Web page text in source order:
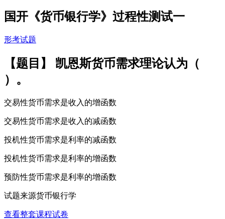
国开《货币银行学》过程性测试一
形考试题
【题目】 凯恩斯货币需求理论认为（
）。
交易性货币需求是收入的增函数
交易性货币需求是收入的减函数
投机性货币需求是利率的减函数
投机性货币需求是利率的增函数
预防性货币需求是利率的增函数
试题来源货币银行学
查看整套课程试卷